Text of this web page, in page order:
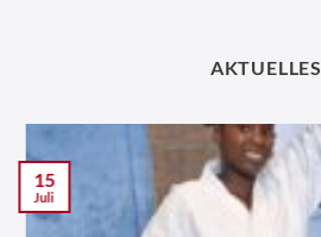
AKTUELLES
15
Juli